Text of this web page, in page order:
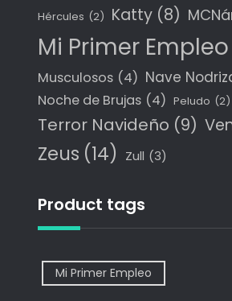
Hércules (2) Katty (8)
Mi Primer Empleo
Musculosos (4) Nave
Noche de Brujas (4) Peludo (2)
Terror Navideño (9)
Zeus (14) Zull (3)
Product tags
Mi Primer Empleo